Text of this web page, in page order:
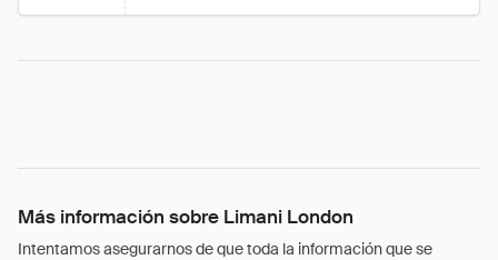
Más información sobre Limani London
Intentamos asegurarnos de que toda la información que se